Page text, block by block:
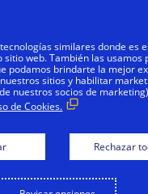
NOTAS DE PRENSA
un
similares donde es
web. También las usamos
podamos brindarte la mejor
sitios y habilitar
nuestros socios de
de Cookies.
Rechazar